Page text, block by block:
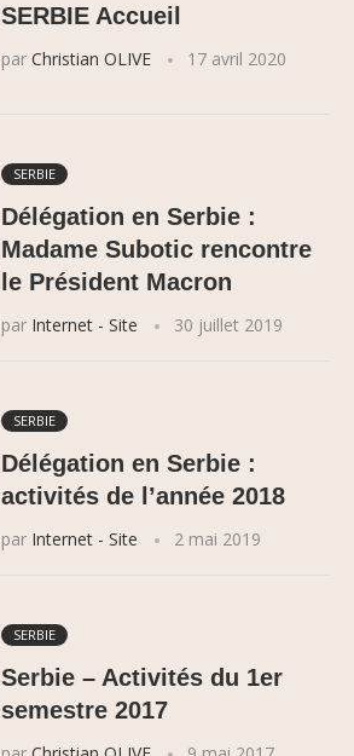
SERBIE Accueil
par Christian OLIVE 17 avril 2020
SERBIE
Délégation en Serbie :
Madame Subotic rencontre
le Président Macron
par Internet - Site 30 juillet 2019
SERBIE
Délégation en Serbie :
activités de l’année 2018
par Internet - Site 2 mai 2019
SERBIE
Serbie – Activités du 1er
semestre 2017